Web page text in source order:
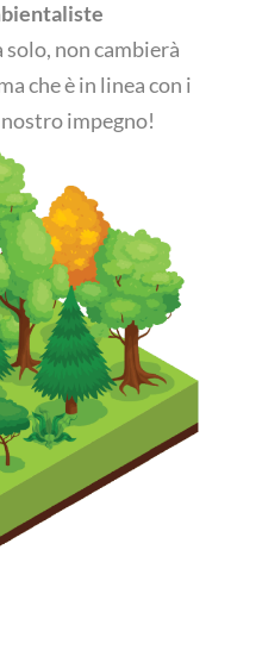
solo, non cambierà
che è in linea con i
impegno!